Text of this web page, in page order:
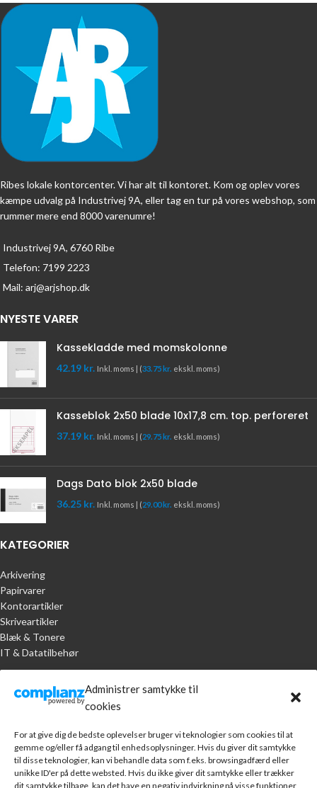
Administrer samtykke til
cookies
For at give dig de bedste oplevelser bruger vi teknologier som cookies til at
gemme og/eller få adgang til enhedsoplysninger. Hvis du giver dit samtykke
til disse teknologier, kan vi behandle data som f.eks. browsingadfærd eller
unikke ID'er på dette websted. Hvis du ikke giver dit samtykke eller trækker
dit samtykke tilbage, kan det have en negativ indvirkning på visse funktioner
Ribes lokale kontorcenter. Vi har alt til kontoret. Kom og oplev vores
kæmpe udvalg på Industrivej 9A, eller tag en tur på vores webshop, som
rummer mere end 8000 varenumre!
Industrivej 9A, 6760 Ribe
Telefon: 7199 2223
Mail: arj@arjshop.dk
NYESTE VARER
Kassekladde med momskolonne
42.19 kr. Inkl. moms | (33.75kr. ekskl. moms)
Kasseblok 2x50 blade 10x17,8 cm. top. perforeret
37.19 kr. Inkl. moms | (29.75kr. ekskl. moms)
Dags Dato blok 2x50 blade
36.25 kr. Inkl. moms | (29.00kr. ekskl. moms)
KATEGORIER
Arkivering
Papirvarer
Kontorartikler
Skriveartikler
Blæk & Tonere
IT & Datatilbehør
KUNDESERVICE
Handelsbetingelser
Bankoplysninger
Markedsføring
Webudvikling